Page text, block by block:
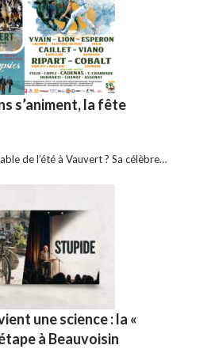
s’animent, la fête
de l’été à Vauvert ? Sa célèbre…
une science : la «
à Beauvoisin